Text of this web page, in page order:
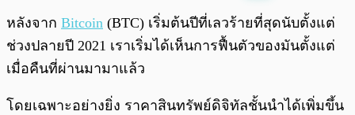
0:00/ 0:00
หลังจาก Bitcoin (BTC) เริ่มต้นปีที่เลวร้ายที่สุดนับตั้งแต่
ช่วงปลายปี 2021 เราเริ่มได้เห็นการฟื้นตัวของมันตั้งแต่
เมื่อคืนที่ผ่านมามาแล้ว
โดยเฉพาะอย่างยิ่ง ราคาสินทรัพย์ดิจิทัลชั้นนำได้เพิ่มขึ้น